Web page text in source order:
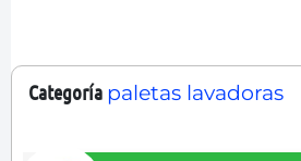
Categoría paletas lavadoras